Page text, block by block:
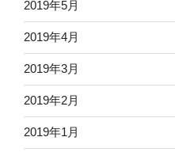
2019年5月
2019年4月
2019年3月
2019年2月
2019年1月